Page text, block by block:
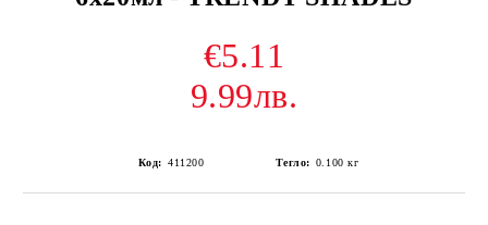
€5.11
9.99лв.
Код: 411200 Тегло: 0.100 кг